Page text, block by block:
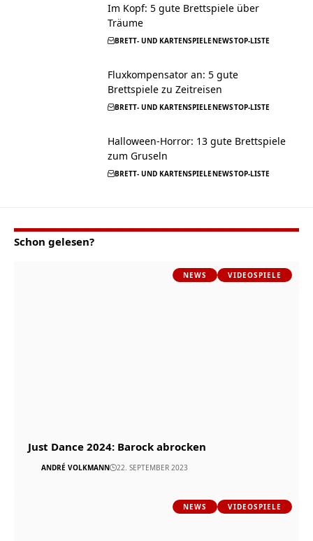
Im Kopf: 5 gute Brettspiele über
Träume
BRETT- UND KARTENSPIELENEWSTOP-LISTE
Fluxkompensator an: 5 gute
Brettspiele zu Zeitreisen
BRETT- UND KARTENSPIELENEWSTOP-LISTE
Halloween-Horror: 13 gute Brettspiele
zum Gruseln
BRETT- UND KARTENSPIELENEWSTOP-LISTE
Schon gelesen?
NEWS VIDEOSPIELE
Just Dance 2024: Barock abrocken
ANDRÉ VOLKMANN 22. SEPTEMBER 2023
NEWS VIDEOSPIELE